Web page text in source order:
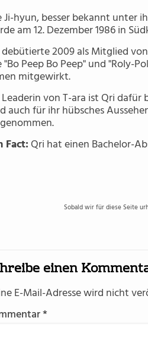
Ji-hyun, besser bekannt unter
am 12. Dezember 1986 in
2009 als Mitglied
"Bo Peep Bo Peep" und "Roly-
mitgewirkt.
von T-ara ist Qri
auch für ihr hübsches
Fact: Qri hat einen Bachelor-
Sobald wir für diese Seite
einen
E-Mail-Adresse wird nicht
*